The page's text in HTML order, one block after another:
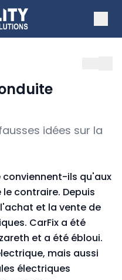
idées sur la
conviennent-ils qu'aux
contraire. Depuis
l'achat et la vente de
CarFix a été
et a été ébloui.
mais aussi
électriques